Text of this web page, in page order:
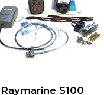
Raymarine S100